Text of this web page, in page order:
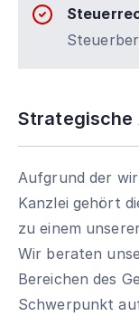
Strategische
Aufgrund der
Kanzlei gehört
zu einem
Wir beraten
Bereichen des
Schwerpunkt